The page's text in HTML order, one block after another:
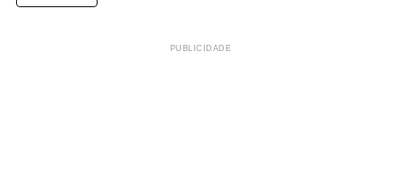
PUBLICIDADE